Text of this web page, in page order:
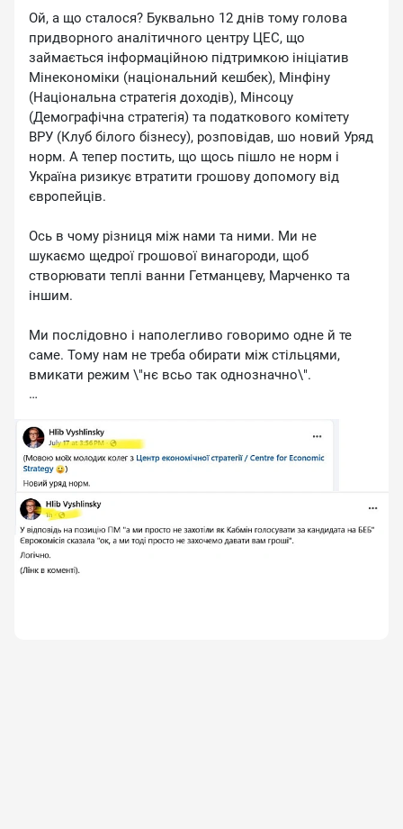
Ой, а що сталося? Буквально 12 днів тому голова
придворного аналітичного центру ЦЕС, що
займається інформаційною підтримкою ініціатив
Мінекономіки (національний кешбек), Мінфіну
(Національна стратегія доходів), Мінсоцу
(Демографічна стратегія) та податкового комітету
ВРУ (Клуб білого бізнесу), розповідав, шо новий Уряд
норм. А тепер постить, що щось пішло не норм і
Україна ризикує втратити грошову допомогу від
європейців.
Ось в чому різниця між нами та ними. Ми не
шукаємо щедрої грошової винагороди, щоб
створювати теплі ванни Гетманцеву, Марченко та
іншим.
Ми послідовно і наполегливо говоримо одне й те
саме. Тому нам не треба обирати між стільцями,
вмикати режим \"нє всьо так однозначно\".
@costukraine